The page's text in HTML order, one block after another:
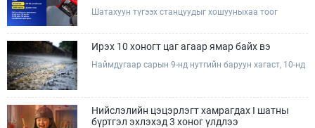
Шатахуун түгээх станцуудыг хошууныхаа тоог
Ирэх 10 хоногт цаг агаар ямар байх вэ
Наймдугаар сарын 9-нд нутгийн баруун хагаст, 10-нд
Нийслэлийн цэцэрлэгт хамрагдах I шатны
бүртгэл эхлэхэд 3 хоног үлдлээ